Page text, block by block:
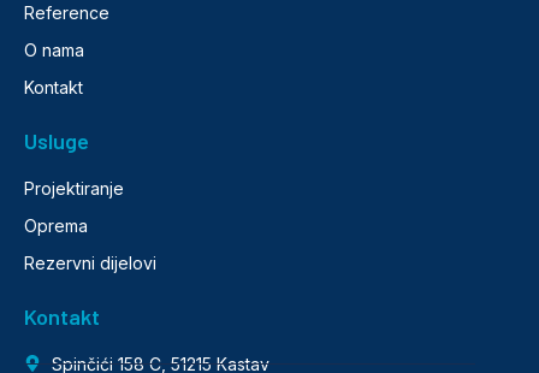
Reference
O nama
Kontakt
Usluge
Projektiranje
Oprema
Rezervni dijelovi
Kontakt
Spinčići 158 C, 51215 Kastav